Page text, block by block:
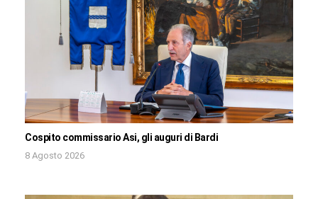
Cospito commissario Asi, gli auguri di Bardi
8 Agosto 2026